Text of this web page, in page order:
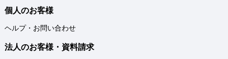
個人のお客様
ヘルプ・お問い合わせ
法人のお客様・資料請求